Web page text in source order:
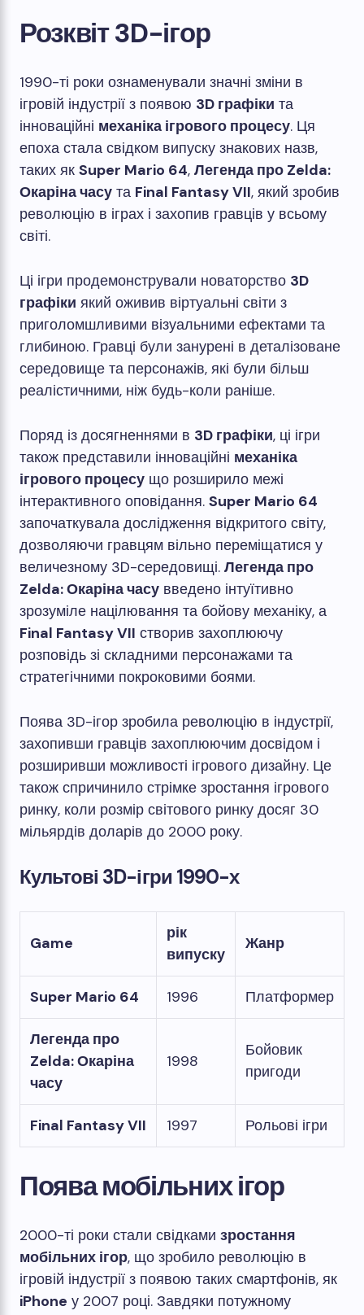
Розквіт 3D-ігор
1990-ті роки ознаменували значні зміни в
ігровій індустрії з появою 3D графіки та
інноваційні механіка ігрового процесу. Ця
епоха стала свідком випуску знакових назв,
таких як Super Mario 64, Легенда про Zelda:
Окаріна часу та Final Fantasy VII, який зробив
революцію в іграх і захопив гравців у всьому
світі.
Ці ігри продемонстрували новаторство 3D
графіки який оживив віртуальні світи з
приголомшливими візуальними ефектами та
глибиною. Гравці були занурені в деталізоване
середовище та персонажів, які були більш
реалістичними, ніж будь-коли раніше.
Поряд із досягненнями в 3D графіки, ці ігри
також представили інноваційні механіка
ігрового процесу що розширило межі
інтерактивного оповідання. Super Mario 64
започаткувала дослідження відкритого світу,
дозволяючи гравцям вільно переміщатися у
величезному 3D-середовищі. Легенда про
Zelda: Окаріна часу введено інтуїтивно
зрозуміле націлювання та бойову механіку, а
Final Fantasy VII створив захоплюючу
розповідь зі складними персонажами та
стратегічними покроковими боями.
Поява 3D-ігор зробила революцію в індустрії,
захопивши гравців захоплюючим досвідом і
розширивши можливості ігрового дизайну. Це
також спричинило стрімке зростання ігрового
ринку, коли розмір світового ринку досяг 30
мільярдів доларів до 2000 року.
Культові 3D-ігри 1990-х
Game
рік
випуску
Жанр
Super Mario 64 1996 Платформер
Легенда про
Zelda: Окаріна
часу
1998
Бойовик
пригоди
Final Fantasy VII 1997 Рольові ігри
Поява мобільних ігор
2000-ті роки стали свідками зростання
мобільних ігор, що зробило революцію в
ігровій індустрії з появою таких смартфонів, як
iPhone у 2007 році. Завдяки потужному